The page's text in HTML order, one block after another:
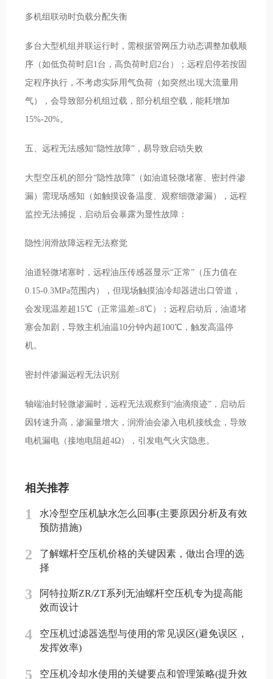
多机组联动时负载分配失衡
多台大型机组并联运行时，需根据管网压力动态调整加载顺
序（如低负荷时启1台，高负荷时启2台）；远程启停若按固
定程序执行，不考虑实际用气负荷（如突然出现大流量用
气），会导致部分机组过载，部分机组空载，能耗增加
15%-20%。
五、远程无法感知“隐性故障”，易导致启动失败
大型空压机的部分“隐性故障”（如油道轻微堵塞、密封件渗
漏）需现场感知（如触摸设备温度、观察细微渗漏），远程
监控无法捕捉，启动后会暴露为显性故障：
隐性润滑故障远程无法察觉
油道轻微堵塞时，远程油压传感器显示“正常”（压力值在
0.15-0.3MPa范围内），但现场触摸油冷却器进出口管道，
会发现温差超15℃（正常温差≤8℃）；远程启动后，油道堵
塞会加剧，导致主机油温10分钟内超100℃，触发高温停
机。
密封件渗漏远程无法识别
轴端油封轻微渗漏时，远程无法观察到“油滴痕迹”，启动后
因转速升高，渗漏量增大，润滑油会渗入电机接线盒，导致
电机漏电（接地电阻超4Ω），引发电气火灾隐患。
相关推荐
1
水冷型空压机缺水怎么回事(主要原因分析及有效
预防措施)
2
了解螺杆空压机价格的关键因素，做出合理的选
择
3
阿特拉斯ZR/ZT系列无油螺杆空压机专为提高能
效而设计
4
空压机过滤器选型与使用的常见误区(避免误区，
发挥效率)
5 空压机冷却水使用的关键要点和管理策略(提升效